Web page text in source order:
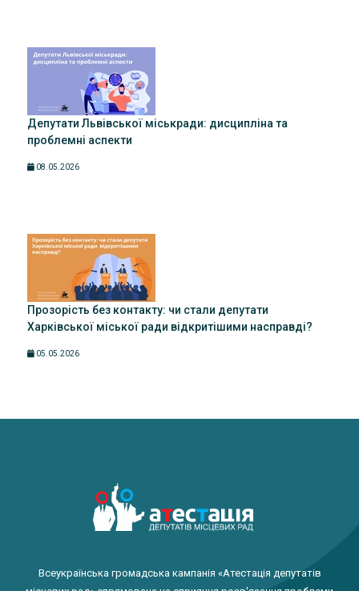
Депутати Львівської міськради: дисципліна та
проблемні аспекти
08.05.2026
Прозорість без контакту: чи стали депутати
Харківської міської ради відкритішими насправді?
05.05.2026
Всеукраїнська громадська кампанія «Атестація депутатів